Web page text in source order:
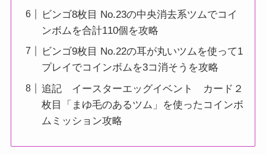
ビンゴ8枚目 No.23の中央消去系ツムでコイ
ンボムを合計110個を攻略
ビンゴ9枚目 No.22の耳が丸いツムを使って1
プレイでコインボムを3コ消そうを攻略
追記 イースターエッグイベント カード２
枚目「まゆ毛のあるツム」を使ったコインボ
ムミッション攻略